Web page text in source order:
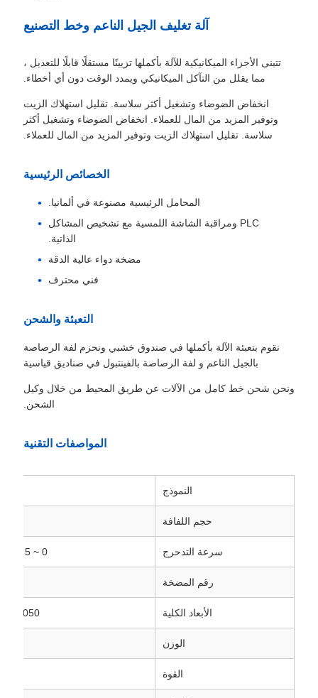
آلة تغليف الجيل الناعم وخط التصنيع
تتبنى الأجزاء الميكانيكية للآلة بأكملها تزيينًا مستقلًا قابلًا للتعديل ،
مما يقلل من التآكل الميكانيكي ويمدد الوقت دون أي أخطاء.
انخفاض الضوضاء وتشغيل أكثر سلاسة. تقليل استهلاك الزيت
وتوفير المزيد من المال للعملاء. انخفاض الضوضاء وتشغيل أكثر
سلاسة. تقليل استهلاك الزيت وتوفير المزيد من المال للعملاء.
الخصائص الرئيسية
المحامل الرئيسية مصنوعة في ألمانيا.
PLC ومراقبة الشاشة اللمسية مع تشخيص المشاكل
الذاتية.
مضخة دواء عالية الدقة
فني محترف
التعبئة والشحن
نقوم بتعبئة الآلة بأكملها في صندوق خشبي ونحزم لفة الرصاصة
بالجيل الناعم و لفة الرصاصة بالفينتبول في صناديق قياسية
ونحن شحن خط كامل من الآلات عن طريق المحيط من خلال وكيل
الشحن.
المواصفات التقنية
النموذج
حجم اللفافة
سرعة التدحرج 0 ~ 5 دورات في الدقيقة
رقم المضخة
الأبعاد الكلية 2050*1200*1850mm
الوزن
القوة